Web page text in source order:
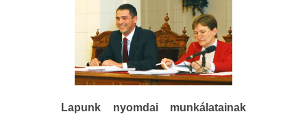
Lapunk nyomdai munkálatainak